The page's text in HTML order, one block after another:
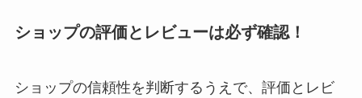
ショップの評価とレビューは必ず確認！
ショップの信頼性を判断するうえで、評価とレビ